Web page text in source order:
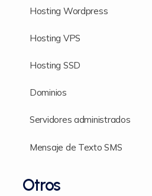
Hosting Wordpress
Hosting VPS
Hosting SSD
Dominios
Servidores administrados
Mensaje de Texto SMS
Otros